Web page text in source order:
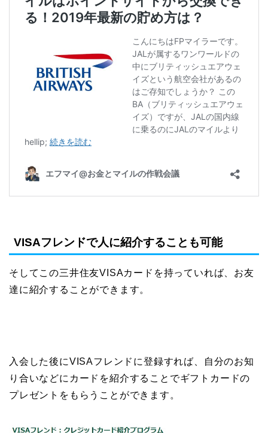
VISAフレンドで人に紹介することも可能
そしてこの三井住友VISAカードを持っていれば、お友
達に紹介することができます。
入会した後にVISAフレンドに登録すれば、自分のお知
り合いなどにカードを紹介することでギフトカードの
プレゼントをもらうことができます。